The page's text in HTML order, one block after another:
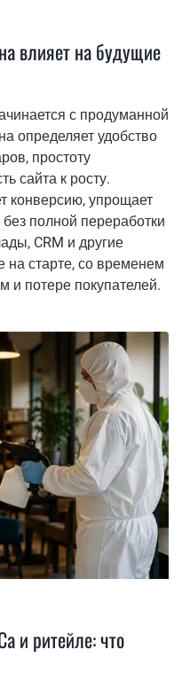
влияет на будущие
с продуманной
определяет удобство
простоту
сайта к росту.
конверсию, упрощает
полной переработки
CRM и другие
старте, со временем
и потере покупателей.
и ритейле: что